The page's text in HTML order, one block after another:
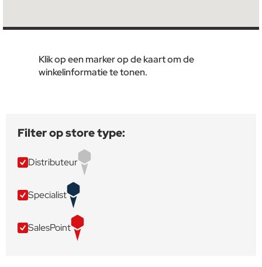
Klik op een marker op de kaart om de
winkelinformatie te tonen.
Filter op store type:
Distributeur
Specialist
SalesPoint